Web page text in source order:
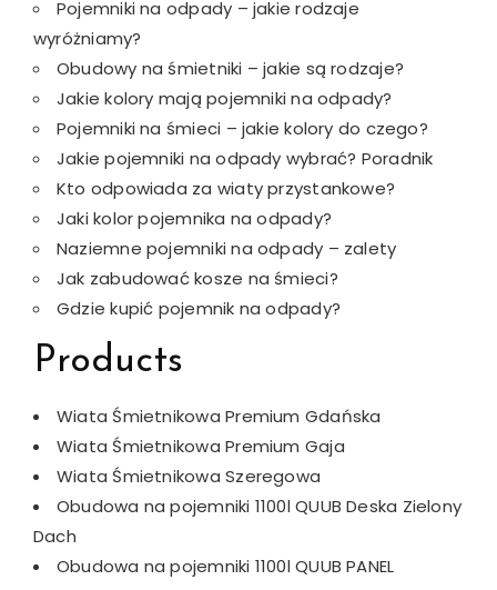
Pojemniki na odpady – jakie rodzaje
wyróżniamy?
Obudowy na śmietniki – jakie są rodzaje?
Jakie kolory mają pojemniki na odpady?
Pojemniki na śmieci – jakie kolory do czego?
Jakie pojemniki na odpady wybrać? Poradnik
Kto odpowiada za wiaty przystankowe?
Jaki kolor pojemnika na odpady?
Naziemne pojemniki na odpady – zalety
Jak zabudować kosze na śmieci?
Gdzie kupić pojemnik na odpady?
Products
Wiata Śmietnikowa Premium Gdańska
Wiata Śmietnikowa Premium Gaja
Wiata Śmietnikowa Szeregowa
Obudowa na pojemniki 1100l QUUB Deska Zielony
Dach
Obudowa na pojemniki 1100l QUUB PANEL